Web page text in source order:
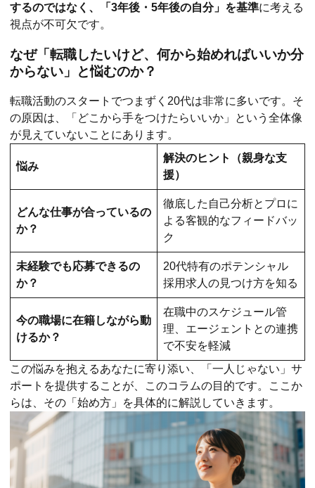
するのではなく、「3年後・5年後の自分」を基準に考える
視点が不可欠です。
なぜ「転職したいけど、何から始めればいいか分
からない」と悩むのか？
転職活動のスタートでつまずく20代は非常に多いです。そ
の原因は、「どこから手をつけたらいいか」という全体像
が見えていないことにあります。
悩み
解決のヒント（親身な支
援）
どんな仕事が合っているの
か？
徹底した自己分析とプロに
よる客観的なフィードバッ
ク
未経験でも応募できるの
か？
20代特有のポテンシャル
採用求人の見つけ方を知る
今の職場に在籍しながら動
けるか？
在職中のスケジュール管
理、エージェントとの連携
で不安を軽減
この悩みを抱えるあなたに寄り添い、「一人じゃない」サ
ポートを提供することが、このコラムの目的です。ここか
らは、その「始め方」を具体的に解説していきます。